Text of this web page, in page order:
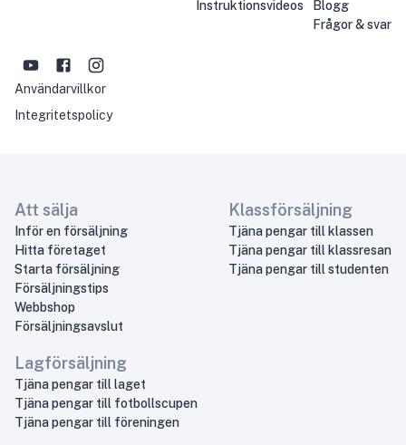
Instruktionsvideos
Blogg
Frågor & svar
Användarvillkor
Integritetspolicy
Att sälja
Inför en försäljning
Hitta företaget
Starta försäljning
Försäljningstips
Webbshop
Försäljningsavslut
Klassförsäljning
Tjäna pengar till klassen
Tjäna pengar till klassresan
Tjäna pengar till studenten
Lagförsäljning
Tjäna pengar till laget
Tjäna pengar till fotbollscupen
Tjäna pengar till föreningen